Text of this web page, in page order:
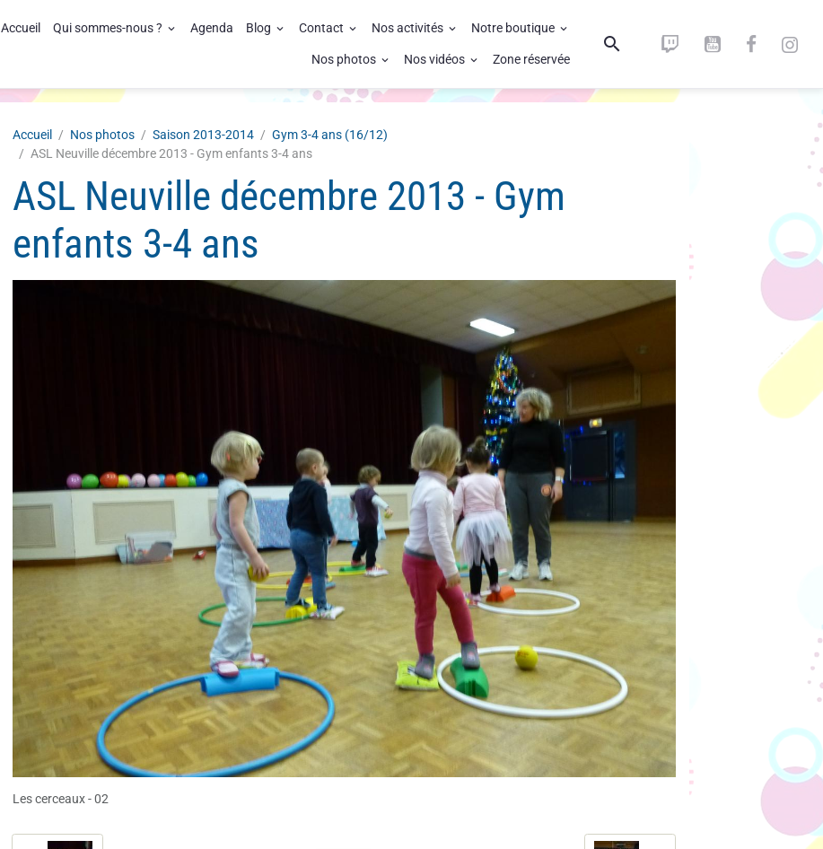
Accueil Qui sommes-nous ? Agenda Blog Contact Nos activités Notre boutique
Nos photos Nos vidéos Zone réservée
Accueil Nos photos Saison 2013-2014
Gym 3-4 ans (16/12)
ASL Neuville décembre 2013 - Gym enfants 3-4 ans
ASL Neuville décembre 2013 - Gym
enfants 3-4 ans
Les cerceaux - 02